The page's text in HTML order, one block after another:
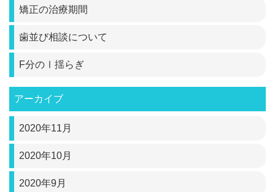
矯正の治療期間
歯並び相談について
F分のⅠ揺らぎ
アーカイブ
2020年11月
2020年10月
2020年9月